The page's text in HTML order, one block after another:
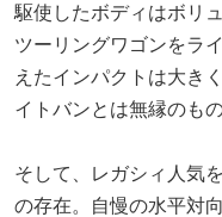
駆使したボディはボリ
ツーリングワゴンをラ
えたインパクトは大き
イトバンとは無縁のもの
そして、レガシィ人気
の存在。自慢の水平対